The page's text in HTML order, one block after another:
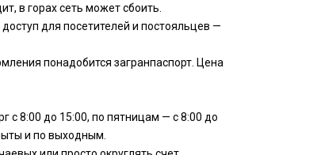
в горах сеть может сбоить.
для посетителей и постояльцев —
понадобится загранпаспорт. Цена
с 8:00 до 15:00, по пятницам — с 8:00 до
и по выходным.